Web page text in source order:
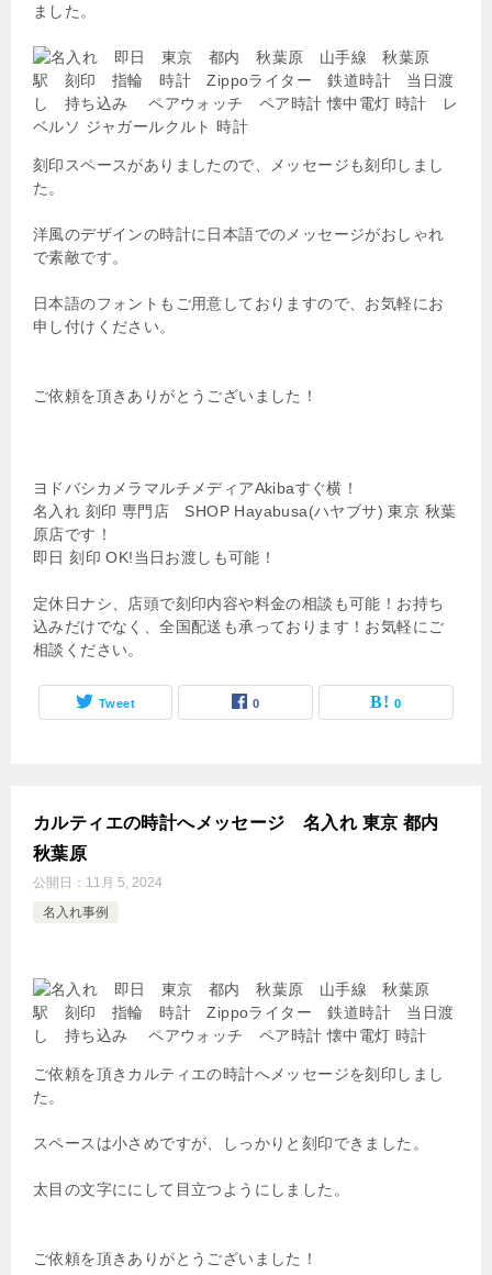
ました。
刻印スペースがありましたので、メッセージも刻印しまし
た。
洋風のデザインの時計に日本語でのメッセージがおしゃれ
で素敵です。
日本語のフォントもご用意しておりますので、お気軽にお
申し付けください。
ご依頼を頂きありがとうございました！
ヨドバシカメラマルチメディアAkibaすぐ横！
名入れ 刻印 専門店 SHOP Hayabusa(ハヤブサ) 東京 秋葉
原店です！
即日 刻印 OK!当日お渡しも可能！
定休日ナシ、店頭で刻印内容や料金の相談も可能！お持ち
込みだけでなく、全国配送も承っております！お気軽にご
相談ください。
Tweet 0 0
カルティエの時計へメッセージ 名入れ 東京 都内
秋葉原
公開日： 11月 5, 2024
名入れ事例
ご依頼を頂きカルティエの時計へメッセージを刻印しまし
た。
スペースは小さめですが、しっかりと刻印できました。
太目の文字ににして目立つようにしました。
ご依頼を頂きありがとうございました！